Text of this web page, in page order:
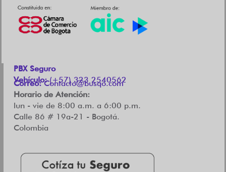
PBX Seguro
Vehículo:(+57) 323 2540562
Correo:Contacto@busqo.com
Horario de Atención:
lun - vie de 8:00 a.m. a 6:00 p.m.
Calle 86 # 19a-21 - Bogotá.
Colombia